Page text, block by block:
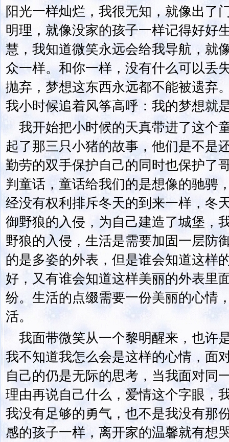
阳光一样灿烂，我很无知，就像出了
明理，就像没家的孩子一样记得好好
慧，我知道微笑永远会给我导航，就
众一样。和你一样，没有什么可以丢
抛弃，梦想这东西永远都不能被遗弃
我小时候追着风筝高呼：我的梦想就
我开始把小时候的天真带进了这个
起了那三只小猪的故事，他们是不是
勤劳的双手保护自己的同时也保护了
判童话，童话给我们的是想像的驰骋
经没有权利排斥冬天的到来一样，冬
御野狼的入侵，为自己建造了城堡，
野狼的入侵，生活是需要加固一层防
的是多姿的外表，但是谁会知道这样
好，又有谁会知道这样美丽的外表里
纷。生活的点缀需要一份美丽的心情
活。
我面带微笑从一个黎明醒来，也许
我不知道我怎么会是这样的心情，面
自己的仍是无际的思考，当我面对同
理由再说自己什么，爱情这个字眼，
我没有足够的勇气，也不是我没有那
感的孩子一样，离开家的温馨就有想